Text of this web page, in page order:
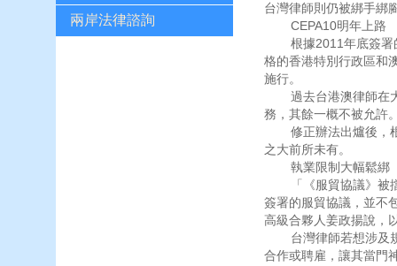
兩岸法律諮詢
台灣律師則仍被綁手綁
CEPA10明年上路
根據2011年底簽署的
格的香港特別行政區和
施行。
過去台港澳律師在大
務，其餘一概不被允許
修正辦法出爐後，根
之大前所未有。
執業限制大幅鬆綁
「《服貿協議》被擋
簽署的服貿協議，並不
高級合夥人姜政揚說，
台灣律師若想涉及規
合作或聘雇，讓其當門